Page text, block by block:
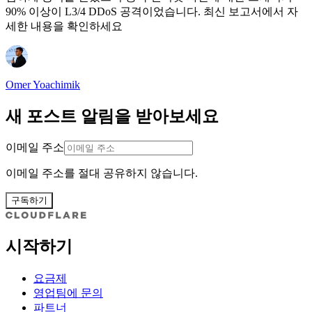
90% 이상이 L3/4 DDoS 공격이었습니다. 최신 보고서에서 자
세한 내용을 확인하세요
Omer Yoachimik
새 포스트 알림을 받아보세요
이메일 주소
이메일 주소를 절대 공유하지 않습니다.
구독하기
시작하기
요금제
영업팀에 문의
파트너